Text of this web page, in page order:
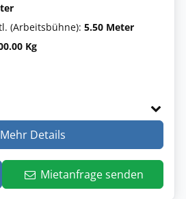
(Arbeitsbühne): 5.50 Meter
Kg
Mehr Details
Mietanfrage senden